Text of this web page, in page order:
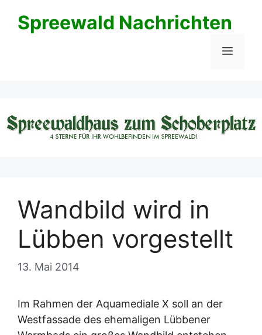
InhaltSpreewald Nachrichten
Menü
Wandbild wird in
Lübben vorgestellt
13. Mai 2014
Im Rahmen der Aquamediale X soll an der
Westfassade des ehemaligen Lübbener